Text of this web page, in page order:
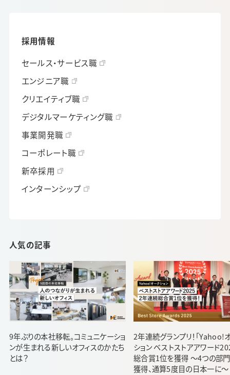
採用情報
セールス・サービス職
エンジニア職
クリエイティブ職
デジタルマーケティング職
事業開発職
コーポレート職
新卒採用
インターンシップ
人気の記事
9年ぶりの本社移転。コミュニケーショ
ンが生まれる新しいオフィスのかたち
とは？
2年連続グランプリ！「Yahoo!
ション ベストストアアワード
総合賞1位を獲得 ～4つの部
獲得、通算5度目の日本一に～